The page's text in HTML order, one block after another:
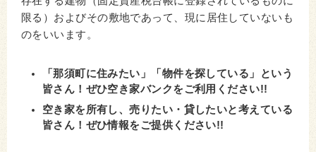
限る）およびその敷地であって、現に居住していないも
のをいいます。
「那須町に住みたい」「物件を探している」という
皆さん！ぜひ空き家バンクをご利用ください!!
空き家を所有し、売りたい・貸したいと考えている
皆さん！ぜひ情報をご提供ください!!